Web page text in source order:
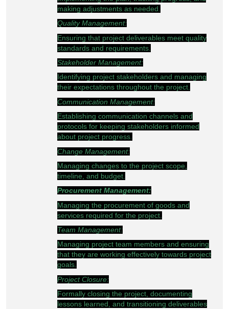
making adjustments as needed.
Quality Management:
Ensuring that project deliverables meet quality
standards and requirements.
Stakeholder Management:
Identifying project stakeholders and managing
their expectations throughout the project.
Communication Management:
Establishing communication channels and
protocols for keeping stakeholders informed
about project progress.
Change Management:
Managing changes to the project scope,
timeline, and budget.
Procurement Management:
Managing the procurement of goods and
services required for the project.
Team Management:
Managing project team members and ensuring
that they are working effectively towards project
goals.
Project Closure:
Formally closing the project, documenting
lessons learned, and transitioning deliverables